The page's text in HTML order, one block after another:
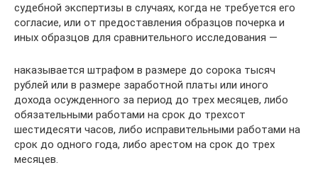
судебной экспертизы в случаях, когда не требуется его
согласие, или от предоставления образцов почерка и
иных образцов для сравнительного исследования —
наказывается штрафом в размере до сорока тысяч
рублей или в размере заработной платы или иного
дохода осужденного за период до трех месяцев, либо
обязательными работами на срок до трехсот
шестидесяти часов, либо исправительными работами на
срок до одного года, либо арестом на срок до трех
месяцев.